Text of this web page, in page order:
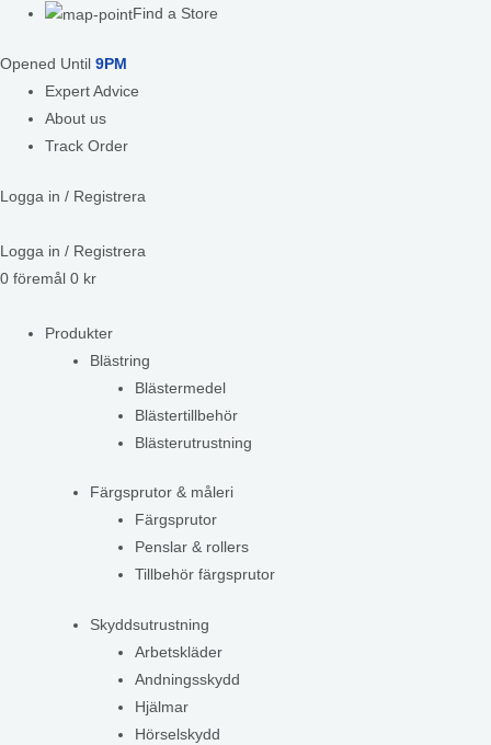
Find a Store
Opened Until 9PM
Expert Advice
About us
Track Order
Logga in / Registrera
Logga in / Registrera
0 föremål 0 kr
Produkter
Blästring
Blästermedel
Blästertillbehör
Blästerutrustning
Färgsprutor & måleri
Färgsprutor
Penslar & rollers
Tillbehör färgsprutor
Skyddsutrustning
Arbetskläder
Andningsskydd
Hjälmar
Hörselskydd